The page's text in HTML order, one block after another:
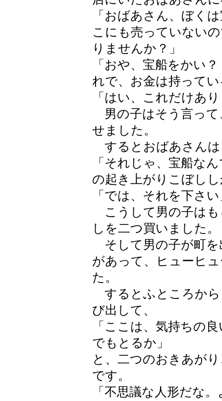
「おばあさん、ぼく
こにも売っていない
りませんか？」
「おや、宝船をかい
れで、お金は持って
「はい、これだけあ
男の子はそう言って
せました。
するとおばあさんは
「それじゃ、宝船な
の起き上がりこぼし
「では、それを下さ
こうして男の子はも
しを二つ買いました。
そして男の子が町を
があって、ヒューヒ
た。
するとふところから
び出して、
「ここは、気持ちの
でもとるか」
と、二つのおきあが
です。
「不思議な人形だな